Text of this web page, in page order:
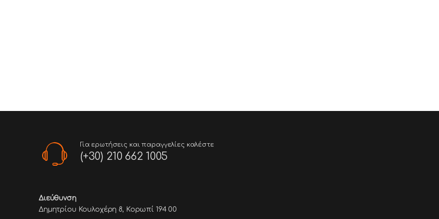
Για ερωτήσεις και παραγγελίες καλέστε
(+30) 210 662 1005
Διεύθυνση
Δημητρίου Κουλοχέρη 8, Κορωπί 194 00